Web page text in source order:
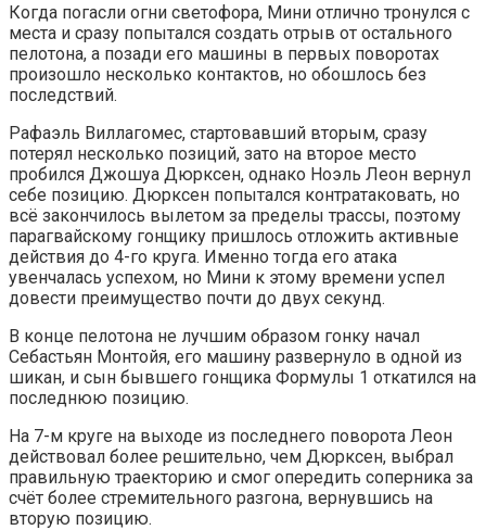
Когда погасли огни светофора, Мини отлично тронулся с
места и сразу попытался создать отрыв от остального
пелотона, а позади его машины в первых поворотах
произошло несколько контактов, но обошлось без
последствий.
Рафаэль Виллагомес, стартовавший вторым, сразу
потерял несколько позиций, зато на второе место
пробился Джошуа Дюрксен, однако Ноэль Леон вернул
себе позицию. Дюрксен попытался контратаковать, но
всё закончилось вылетом за пределы трассы, поэтому
парагвайскому гонщику пришлось отложить активные
действия до 4-го круга. Именно тогда его атака
увенчалась успехом, но Мини к этому времени успел
довести преимущество почти до двух секунд.
В конце пелотона не лучшим образом гонку начал
Себастьян Монтойя, его машину развернуло в одной из
шикан, и сын бывшего гонщика Формулы 1 откатился на
последнюю позицию.
На 7-м круге на выходе из последнего поворота Леон
действовал более решительно, чем Дюрксен, выбрал
правильную траекторию и смог опередить соперника за
счёт более стремительного разгона, вернувшись на
вторую позицию.